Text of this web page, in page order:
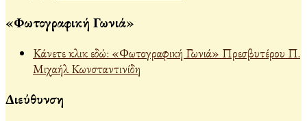
«Φωτογραφική Γωνιά»
Κάνετε κλικ εδώ: «Φωτογραφική Γωνιά» Πρεσβυτέρου Π.
Μιχαήλ Κωνσταντινίδη
Διεύθυνση